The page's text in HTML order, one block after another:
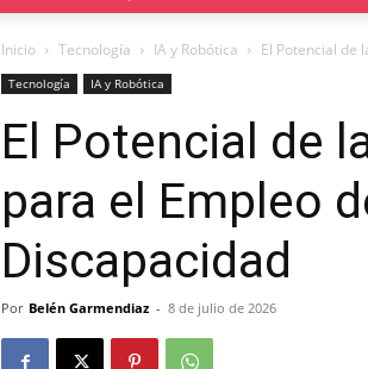
Inicio Tecnología IA y Robótica El Potencial de
Tecnología IA y Robótica
El Potencial de
para el Empleo
Discapacidad
Por Belén Garmendiaz - 8 de julio de 2026